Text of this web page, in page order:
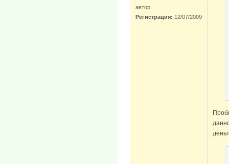
автор
Регистрация: 12/07/2009